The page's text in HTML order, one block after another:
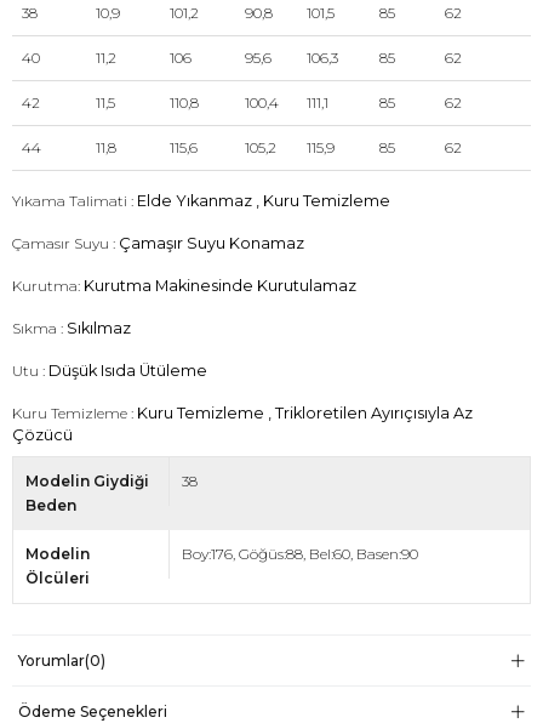
38 10,9 101,2 90,8 101,5 85 62
40 11,2 106 95,6 106,3 85 62
42 11,5 110,8 100,4 111,1 85 62
44 11,8 115,6 105,2 115,9 85 62
Yıkama Talimati : Elde Yıkanmaz , Kuru Temizleme
Çamasır Suyu : Çamaşır Suyu Konamaz
Kurutma: Kurutma Makinesinde Kurutulamaz
Sıkma : Sıkılmaz
Utu : Düşük Isıda Ütüleme
Kuru Temizleme : Kuru Temizleme , Trikloretilen Ayırıçısıyla Az
Çözücü
Modelin Giydiği
Beden
38
Modelin
Ölcüleri
Boy:176, Göğüs:88, Bel:60, Basen:90
Yorumlar(0)
Ödeme Seçenekleri